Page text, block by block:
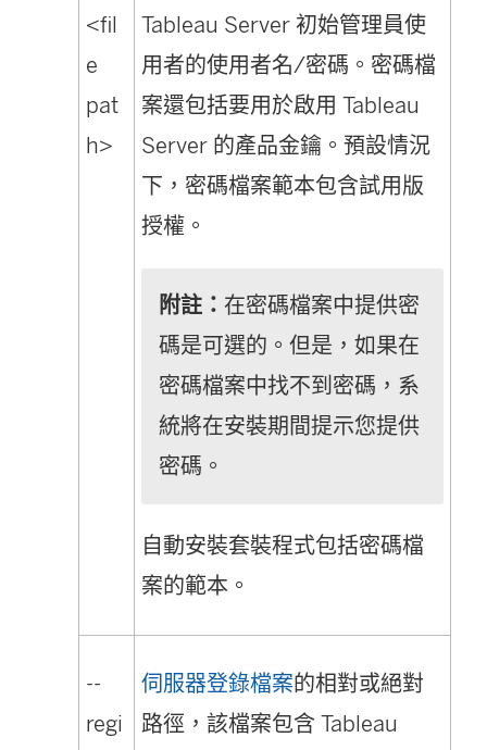
<fil
e
pat
h>
Tableau Server 初始管理員使
用者的使用者名/密碼。密碼檔
案還包括要用於啟用 Tableau
Server 的產品金鑰。預設情況
下，密碼檔案範本包含試用版
授權。
附註： 在密碼檔案中提供密
碼是可選的。但是，如果在
密碼檔案中找不到密碼，系
統將在安裝期間提示您提供
密碼。
自動安裝套裝程式包括密碼檔
案的範本。
--
regi
伺服器登錄檔案的相對或絕對
路徑，該檔案包含 Tableau